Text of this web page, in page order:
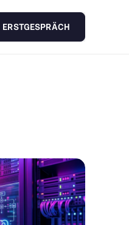
ERSTGESPRÄCH